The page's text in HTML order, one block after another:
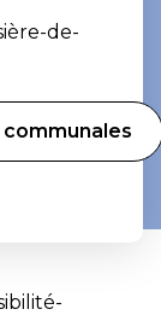
de-